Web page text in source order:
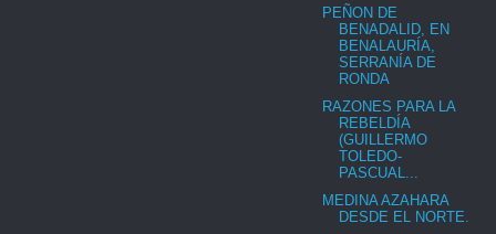
PEÑON DE
BENADALID, EN
BENALAURÍA,
SERRANÍA DE
RONDA
RAZONES PARA LA
REBELDÍA
(GUILLERMO
TOLEDO-
PASCUAL...
MEDINA AZAHARA
DESDE EL NORTE.